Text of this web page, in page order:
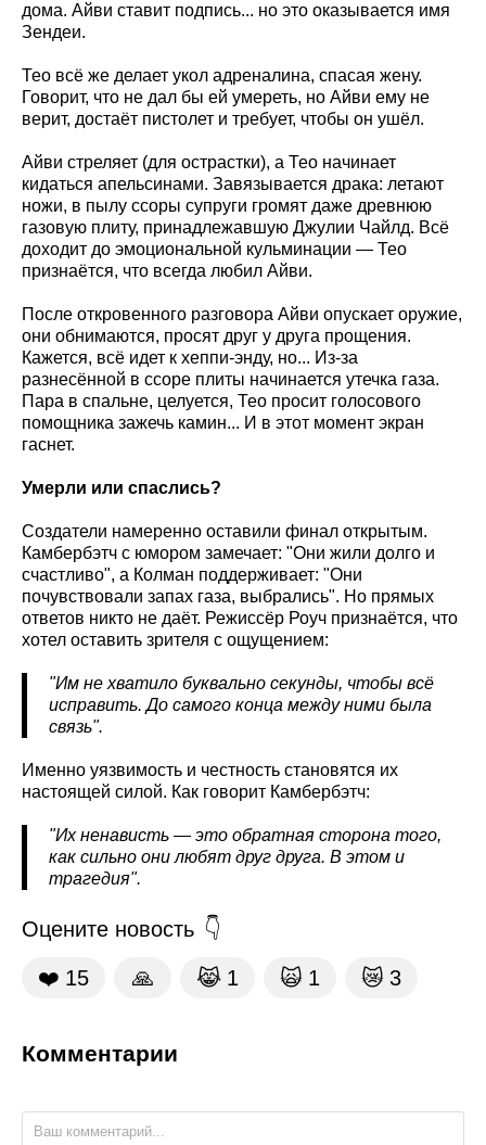
дома. Айви ставит подпись... но это оказывается имя
Зендеи.
Тео всё же делает укол адреналина, спасая жену.
Говорит, что не дал бы ей умереть, но Айви ему не
верит, достаёт пистолет и требует, чтобы он ушёл.
Айви стреляет (для острастки), а Тео начинает
кидаться апельсинами. Завязывается драка: летают
ножи, в пылу ссоры супруги громят даже древнюю
газовую плиту, принадлежавшую Джулии Чайлд. Всё
доходит до эмоциональной кульминации — Тео
признаётся, что всегда любил Айви.
После откровенного разговора Айви опускает оружие,
они обнимаются, просят друг у друга прощения.
Кажется, всё идет к хеппи-энду, но... Из-за
разнесённой в ссоре плиты начинается утечка газа.
Пара в спальне, целуется, Тео просит голосового
помощника зажечь камин... И в этот момент экран
гаснет.
Умерли или спаслись?
Создатели намеренно оставили финал открытым.
Камбербэтч с юмором замечает: "Они жили долго и
счастливо", а Колман поддерживает: "Они
почувствовали запах газа, выбрались". Но прямых
ответов никто не даёт. Режиссёр Роуч признаётся, что
хотел оставить зрителя с ощущением:
"Им не хватило буквально секунды, чтобы всё
исправить. До самого конца между ними была
связь".
Именно уязвимость и честность становятся их
настоящей силой. Как говорит Камбербэтч:
"Их ненависть — это обратная сторона того,
как сильно они любят друг друга. В этом и
трагедия".
Оцените новость
❤️ 15 🙏 😹 1 🙀 1 😿 3
Комментарии